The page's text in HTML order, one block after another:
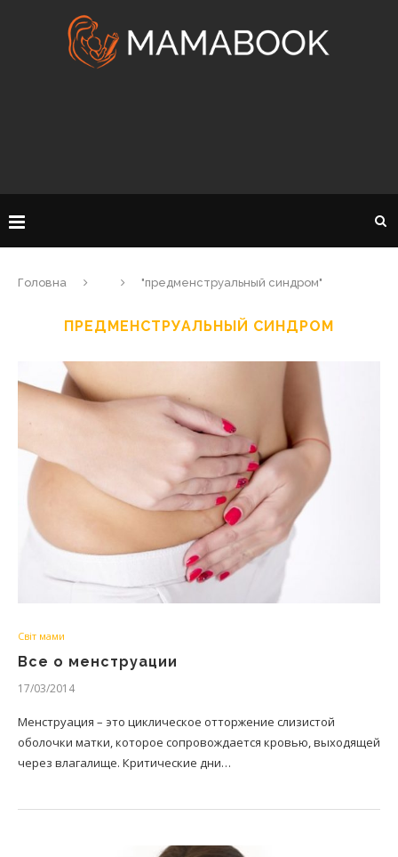
Головна "предменструальный синдром"
ПРЕДМЕНСТРУАЛЬНЫЙ СИНДРОМ
Світ мами
Все о менструации
17/03/2014
Менструация – это циклическое отторжение слизистой
оболочки матки, которое сопровождается кровью, выходящей
через влагалище. Критические дни…